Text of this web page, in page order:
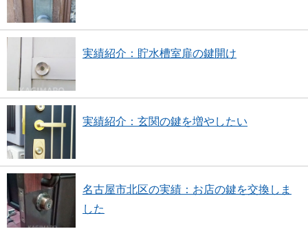
実績紹介：貯水槽室扉の鍵開け
実績紹介：玄関の鍵を増やしたい
名古屋市北区の実績：お店の鍵を交換しま
した